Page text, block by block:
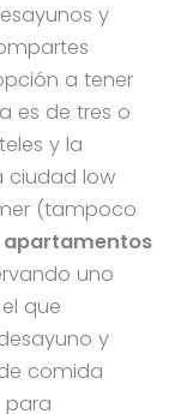
y
a tener
es de tres o
y la
ciudad low
(tampoco
apartamentos
uno
que
y
comida
para